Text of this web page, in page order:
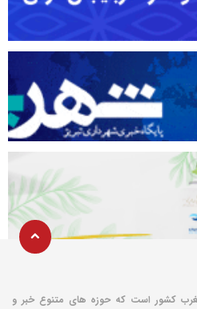
کشور است که حوزه های متنوع خبر و